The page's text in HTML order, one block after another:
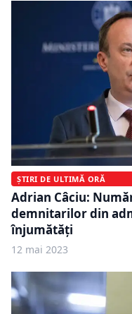
ȘTIRI DE ULTIMĂ ORĂ
Adrian Câciu:
demnitarilor din
înjumătăţi
12 mai 2023